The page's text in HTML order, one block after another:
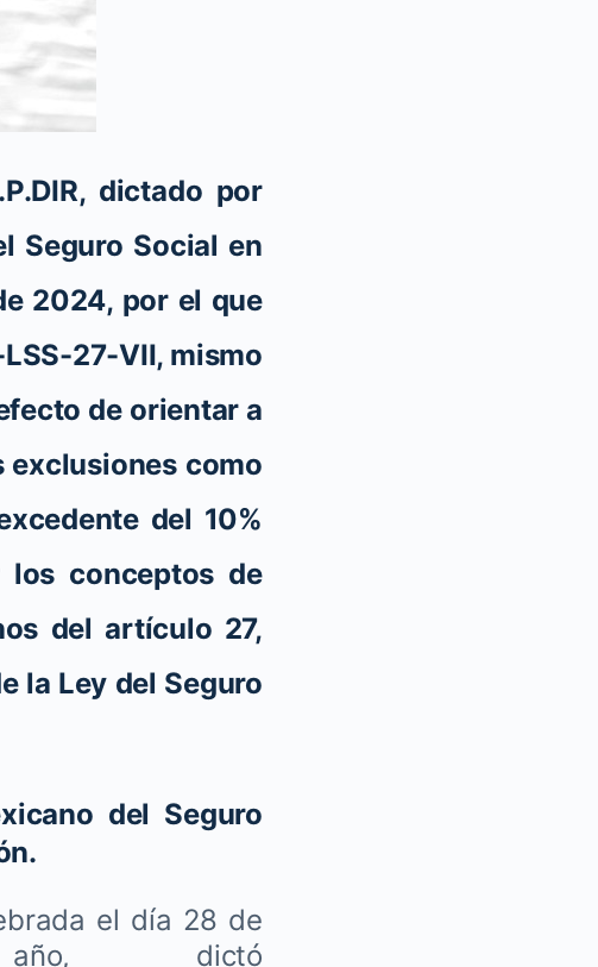
dictado por
Seguro Social en
2024, por el que
27-VII, mismo
de orientar a
exclusiones como
del 10%
conceptos de
del artículo 27,
la Ley del Seguro
del Seguro
el día 28 de
dictó